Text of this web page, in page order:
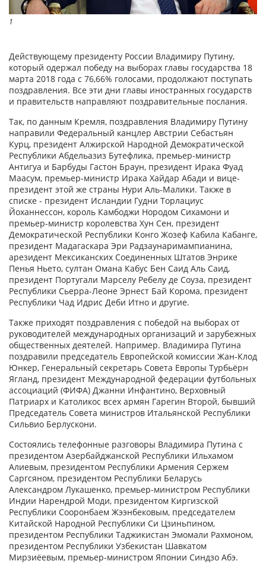
1
Действующему президенту России Владимиру Путину,
который одержал победу на выборах главы государства 18
марта 2018 года с 76,66% голосами, продолжают поступать
поздравления. Все эти дни главы иностранных государств
и правительств направляют поздравительные послания.
Так, по данным Кремля, поздравления Владимиру Путину
направили Федеральный канцлер Австрии Себастьян
Курц, президент Алжирской Народной Демократической
Республики Абдельазиз Бутефлика, премьер-министр
Антигуа и Барбуды Гастон Браун, президент Ирака Фуад
Маасум, премьер-министр Ирака Хайдар Абади и вице-
президент этой же страны Нури Аль-Малики. Также в
списке - президент Исландии Гудни Торлациус
Йоханнессон, король Камбоджи Нородом Сихамони и
премьер-министр королевства Хун Сен, президент
Демократической Республики Конго Жозеф Кабила Кабанге,
президент Мадагаскара Эри Радзаунаримампианина,
арезидент Мексиканских Соединенных Штатов Энрике
Пенья Ньето, султан Омана Кабус Бен Саид Аль Саид,
президент Португали Марселу Ребелу де Соуза, президент
Республики Сьерра-Леоне Эрнест Бай Корома, президент
Республики Чад Идрис Деби Итно и другие.
Также приходят поздравления с победой на выборах от
руководителей международных организаций и зарубежных
общественных деятелей. Например. Владимира Путина
поздравили председатель Европейской комиссии Жан-Клод
Юнкер, Генеральный секретарь Совета Европы Турбьёрн
Ягланд, президент Международной федерации футбольных
ассоциаций (ФИФА) Джанни Инфантино, Верховный
Патриарх и Католикос всех армян Гарегин Второй, бывший
Председатель Совета министров Итальянской Республики
Сильвио Берлускони.
Состоялись телефонные разговоры Владимира Путина с
президентом Азербайджанской Республики Ильхамом
Алиевым, президентом Республики Армения Сержем
Саргсяном, президентом Республики Беларусь
Александром Лукашенко, премьер-министром Республики
Индии Нарендрой Моди, президентом Киргизской
Республики Сооронбаем Жээнбековым, председателем
Китайской Народной Республики Си Цзиньпином,
президентом Республики Таджикистан Эмомали Рахмоном,
президентом Республики Узбекистан Шавкатом
Мирзиёевым, премьер-министром Японии Синдзо Абэ.